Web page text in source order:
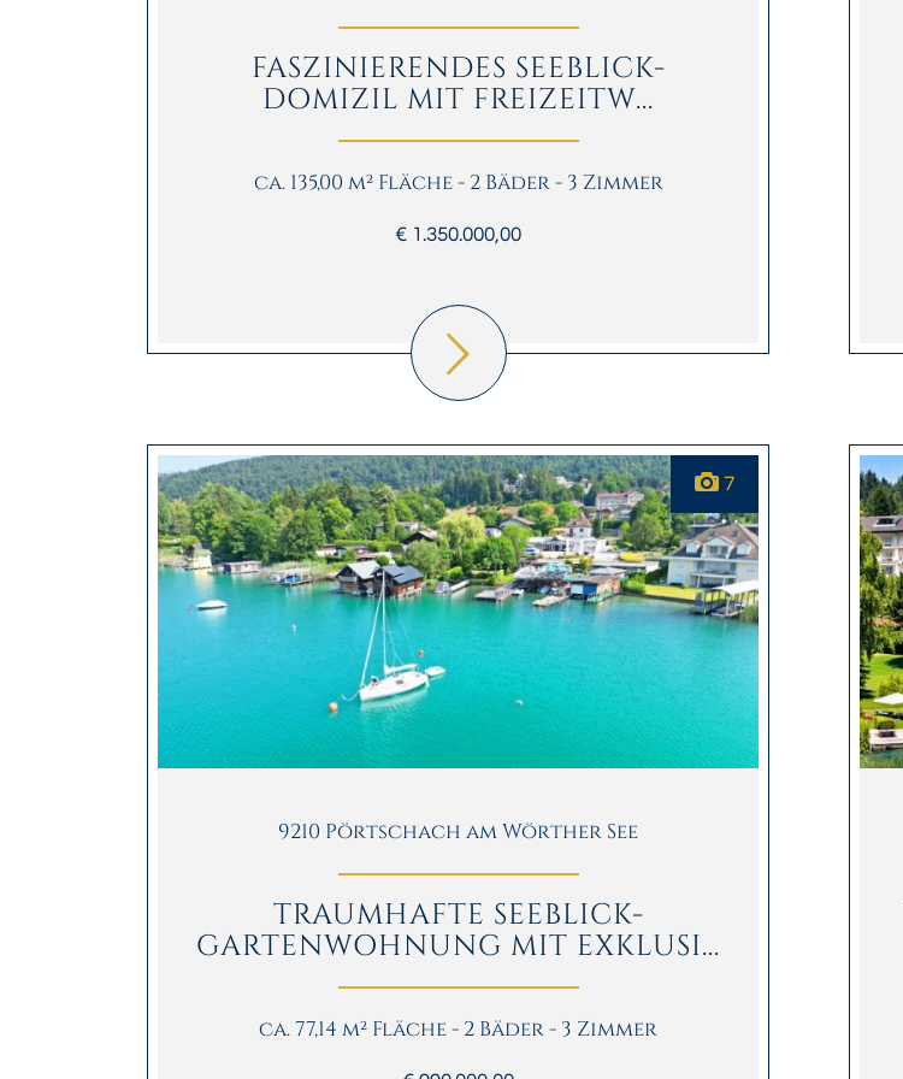
FASZINIERENDES SEEBLICK-
DOMIZIL MIT FREIZEITW...
ca. 135,00 m² Fläche - 2 Bäder - 3 Zimmer
€ 1.350.000,00
7
9210 Pörtschach am Wörther See
TRAUMHAFTE SEEBLICK-
GARTENWOHNUNG MIT EXKLUSI...
ca. 77,14 m² Fläche - 2 Bäder - 3 Zimmer